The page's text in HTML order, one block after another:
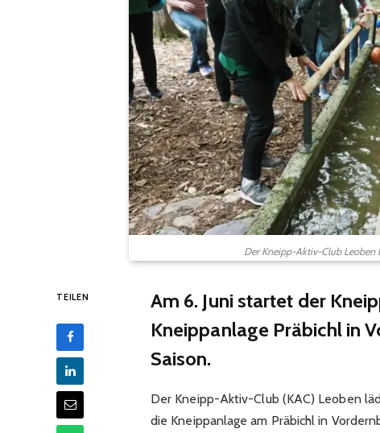
Der Kneipp-Aktiv-Club Leoben
TEILEN
Am 6. Juni startet der
Kneippanlage Präbichl in
Saison.
Der Kneipp-Aktiv-Club (KAC) Leoben
die Kneippanlage am Präbichl in